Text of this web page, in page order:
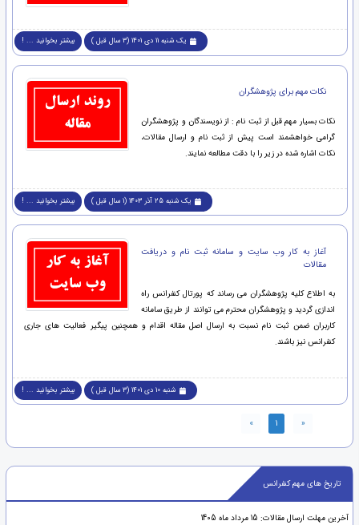
یک شنبه 11 دی 1401 (3 سال قبل ) بیشتر بخوانید ... !
نکات مهم برای پژوهشگران
نکات بسیار مهم قبل از ثبت نام : از نویسندگان و پژوهشگران
گرامی خواهشمند است پیش از ثبت نام و ارسال مقالات،
نکات اشاره شده در زیر را با دقت مطالعه نمایند.
یک شنبه 25 آذر 1403 (1 سال قبل ) بیشتر بخوانید ... !
آغاز به کار وب سایت و سامانه ثبت نام و دریافت
مقالات
به اطلاع کلیه پژوهشگران می رساند که پورتال کنفرانس راه
اندازی گردید و پژوهشگران محترم می توانند از طریق سامانه
کاربران ضمن ثبت نام نسبت به ارسال اصل مقاله اقدام و همچنین پیگیر فعالیت های جاری
کنفرانس نیز باشند.
شنبه 10 دی 1401 (3 سال قبل ) بیشتر بخوانید ... !
«
1
»
تاریخ های مهم کنفرانس
آخرین مهلت ارسال مقالات: 15 مرداد ماه 1405